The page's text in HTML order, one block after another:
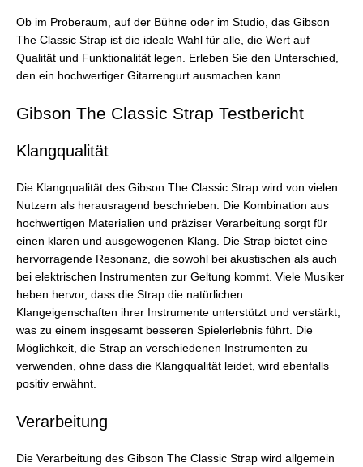
Ob im Proberaum, auf der Bühne oder im Studio, das Gibson
The Classic Strap ist die ideale Wahl für alle, die Wert auf
Qualität und Funktionalität legen. Erleben Sie den Unterschied,
den ein hochwertiger Gitarrengurt ausmachen kann.
Gibson The Classic Strap Testbericht
Klangqualität
Die Klangqualität des Gibson The Classic Strap wird von vielen
Nutzern als herausragend beschrieben. Die Kombination aus
hochwertigen Materialien und präziser Verarbeitung sorgt für
einen klaren und ausgewogenen Klang. Die Strap bietet eine
hervorragende Resonanz, die sowohl bei akustischen als auch
bei elektrischen Instrumenten zur Geltung kommt. Viele Musiker
heben hervor, dass die Strap die natürlichen
Klangeigenschaften ihrer Instrumente unterstützt und verstärkt,
was zu einem insgesamt besseren Spielerlebnis führt. Die
Möglichkeit, die Strap an verschiedenen Instrumenten zu
verwenden, ohne dass die Klangqualität leidet, wird ebenfalls
positiv erwähnt.
Verarbeitung
Die Verarbeitung des Gibson The Classic Strap wird allgemein